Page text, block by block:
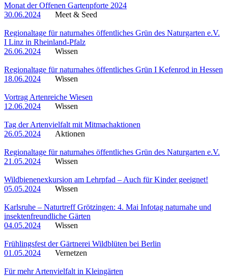
Monat der Offenen Gartenpforte 2024
30.06.2024
Meet & Seed
Regionaltage für naturnahes öffentliches Grün des Naturgarten e.V.
I Linz in Rheinland-Pfalz
26.06.2024
Wissen
Regionaltage für naturnahes öffentliches Grün I Kefenrod in Hessen
18.06.2024
Wissen
Vortrag Artenreiche Wiesen
12.06.2024
Wissen
Tag der Artenvielfalt mit Mitmachaktionen
26.05.2024
Aktionen
Regionaltage für naturnahes öffentliches Grün des Naturgarten e.V.
21.05.2024
Wissen
Wildbienenexkursion am Lehrpfad – Auch für Kinder geeignet!
05.05.2024
Wissen
Karlsruhe – Naturtreff Grötzingen: 4. Mai Infotag naturnahe und
insektenfreundliche Gärten
04.05.2024
Wissen
Frühlingsfest der Gärtnerei Wildblüten bei Berlin
01.05.2024
Vernetzen
Für mehr Artenvielfalt in Kleingärten